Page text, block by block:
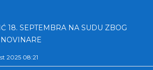
18. SEPTEMBRA NA SUDU ZBOG
2025 08:21